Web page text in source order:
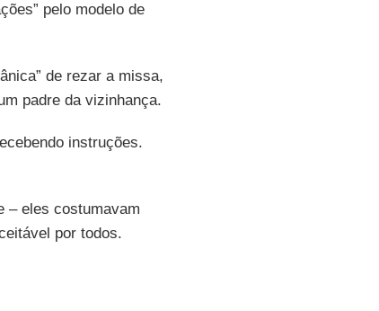
pelo modelo de
de rezar a missa,
padre da vizinhança.
instruções.
– eles costumavam
por todos.